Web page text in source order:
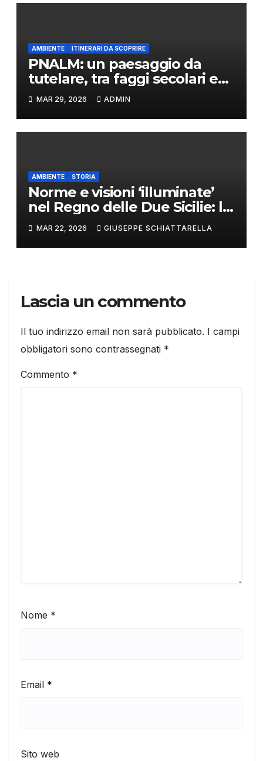
AMBIENTE ITINERARI DA SCOPRIRE
PNALM: un paesaggio da
tutelare, tra faggi secolari e
lupi appenninici
MAR 29, 2026 ADMIN
AMBIENTE STORIA
Norme e visioni ‘illuminate’
nel Regno delle Due Sicilie: le
leggi borboniche per la
salvaguardia dell’ambiente e
del paesaggio italiano
MAR 22, 2026 GIUSEPPE SCHIATTARELLA
Lascia un commento
Il tuo indirizzo email non sarà pubblicato. I campi
obbligatori sono contrassegnati *
Commento *
Nome *
Email *
Sito web